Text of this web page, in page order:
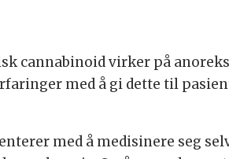
cannabinoid virker på
med å gi dette til
med å medisinere seg